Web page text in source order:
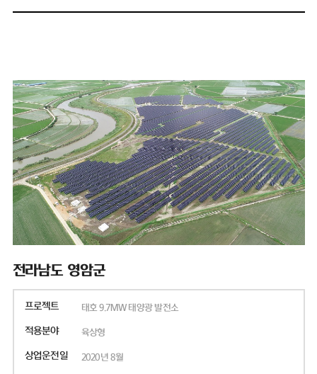
전라남도 영암군
프로젝트 태호 9.7MW 태양광 발전소
적용분야 육상형
상업운전일 2020년 8월